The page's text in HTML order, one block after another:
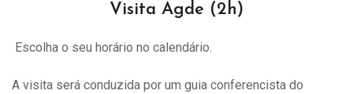
Visita Agde (2h)
Escolha o seu horário no calendário.
A visita será conduzida por um guia conferencista do